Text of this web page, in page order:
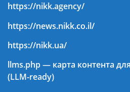
https://nikk.agency/
https://news.nikk.co.il/
https://nikk.ua/
llms.php — карта контента
(LLM-ready)